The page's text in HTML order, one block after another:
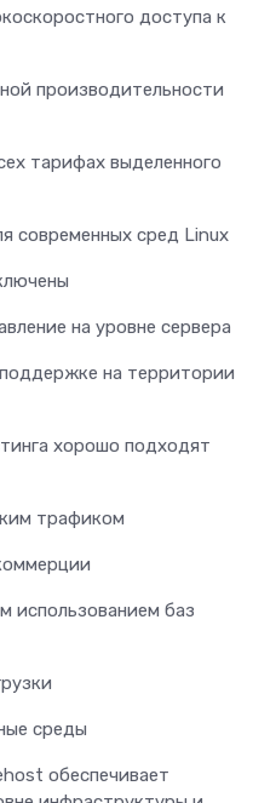
доступа к
производительности
тарифах выделенного
современных сред Linux
на уровне сервера
на территории
хорошо подходят
трафиком
использованием баз
среды
обеспечивает